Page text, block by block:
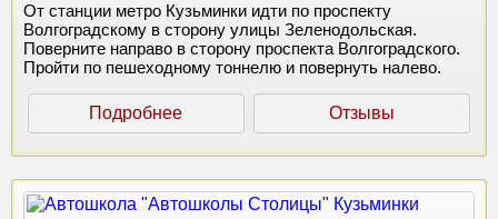
От станции метро Кузьминки идти по проспекту
Волгоградскому в сторону улицы Зеленодольская.
Поверните направо в сторону проспекта Волгоградского.
Пройти по пешеходному тоннелю и повернуть налево.
Подробнее Отзывы